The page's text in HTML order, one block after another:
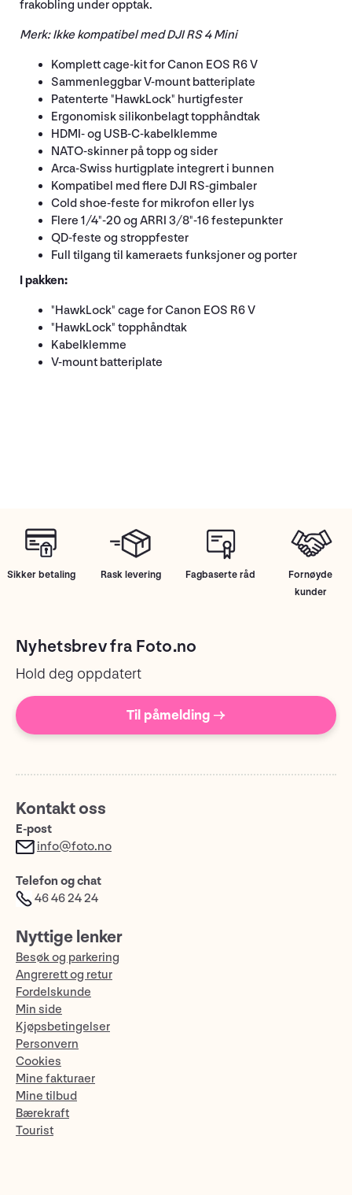
frakobling under opptak.
Merk: Ikke kompatibel med DJI RS 4 Mini
Komplett cage-kit for Canon EOS R6 V
Sammenleggbar V-mount batteriplate
Patenterte "HawkLock" hurtigfester
Ergonomisk silikonbelagt topphåndtak
HDMI- og USB-C-kabelklemme
NATO-skinner på topp og sider
Arca-Swiss hurtigplate integrert i bunnen
Kompatibel med flere DJI RS-gimbaler
Cold shoe-feste for mikrofon eller lys
Flere 1/4"-20 og ARRI 3/8"-16 festepunkter
QD-feste og stroppfester
Full tilgang til kameraets funksjoner og porter
I pakken:
"HawkLock" cage for Canon EOS R6 V
"HawkLock" topphåndtak
Kabelklemme
V-mount batteriplate
Sikker betaling Rask levering Fagbaserte råd
Fornøyde
kunder
Nyhetsbrev fra Foto.no
Hold deg oppdatert
Til påmelding →
Kontakt oss
E-post
info@foto.no
Telefon og chat
46 46 24 24
Nyttige lenker
Besøk og parkering
Angrerett og retur
Fordelskunde
Min side
Kjøpsbetingelser
Personvern
Cookies
Mine fakturaer
Mine tilbud
Bærekraft
Tourist